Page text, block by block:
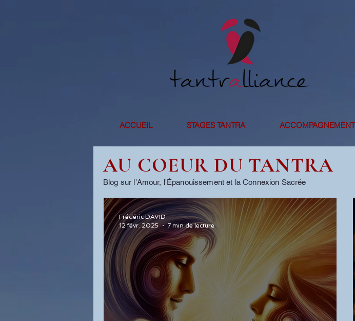
ACCUEIL STAGES TANTRA
Frédéric DAVID
12 févr. 2025
7 min de lecture
AU COEUR DU TANTRA
Blog sur l'Amour, l'Épanouissement et la Connexion Sacrée